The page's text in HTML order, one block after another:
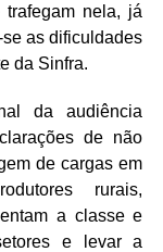
nela, já
as dificuldades
da Sinfra.
da audiência
de não
de cargas em
rurais,
a classe e
e levar a